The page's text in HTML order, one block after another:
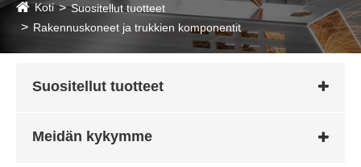
Koti
Suositellut tuotteet
Rakennuskoneet ja trukkien komponentit
Suositellut tuotteet
Meidän kykymme